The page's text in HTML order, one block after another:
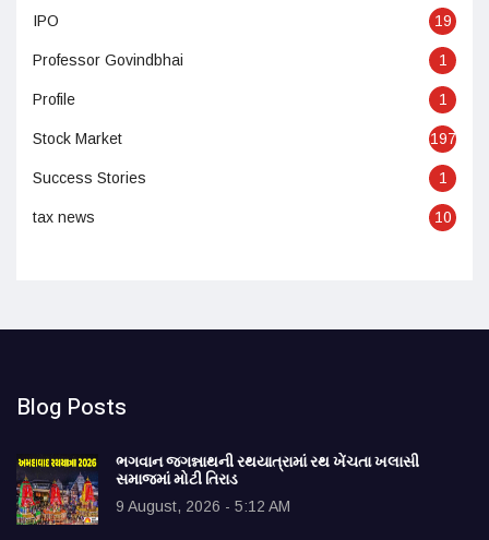
IPO 19
Professor Govindbhai 1
Profile 1
Stock Market 197
Success Stories 1
tax news 10
Blog Posts
ભગવાન જગન્નાથની રથયાત્રામાં રથ ખેંચતા ખલાસી
સમાજમાં મોટી તિરાડ
9 August, 2026 - 5:12 AM